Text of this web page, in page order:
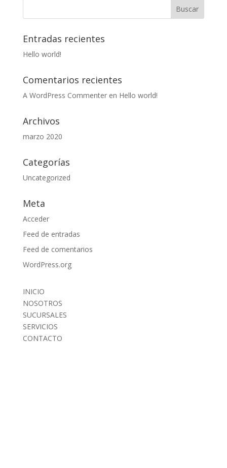
Entradas recientes
Hello world!
Comentarios recientes
A WordPress Commenteren Hello world!
Archivos
marzo 2020
Categorías
Uncategorized
Meta
Acceder
Feed de entradas
Feed de comentarios
WordPress.org
INICIO
NOSOTROS
SUCURSALES
SERVICIOS
CONTACTO